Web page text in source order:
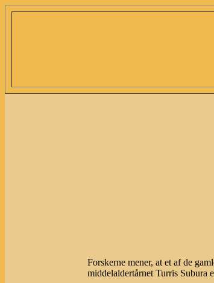
Forskerne mener, at et af de
middelaldertårnet Turris Subura